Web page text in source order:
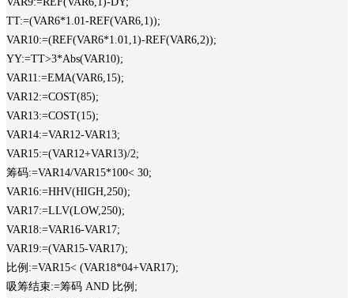
TT:=(VAR6*1.01-REF(VAR6,1));
VAR10:=(REF(VAR6*1.01,1)-REF(VAR6,2));
YY:=TT>3*Abs(VAR10);
VAR11:=EMA(VAR6,15);
VAR12:=COST(85);
VAR13:=COST(15);
VAR14:=VAR12-VAR13;
VAR15:=(VAR12+VAR13)/2;
筹码:=VAR14/VAR15*100< 30;
VAR16:=HHV(HIGH,250);
VAR17:=LLV(LOW,250);
VAR18:=VAR16-VAR17;
VAR19:=(VAR15-VAR17);
比例:=VAR15< (VAR18*04+VAR17);
吸筹结束:=筹码 AND 比例;